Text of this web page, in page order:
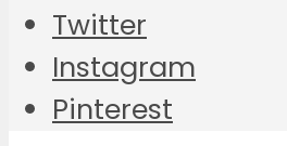
Twitter
Instagram
Pinterest